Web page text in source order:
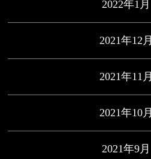
2022年1月
2021年12月
2021年11月
2021年10月
2021年9月